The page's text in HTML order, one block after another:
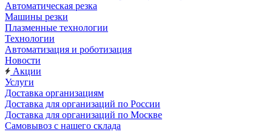
Автоматическая резка
Машины резки
Плазменные технологии
Технологии
Автоматизация и роботизация
Новости
Акции
Услуги
Доставка организациям
Доставка для организаций по России
Доставка для организаций по Москве
Самовывоз с нашего склада